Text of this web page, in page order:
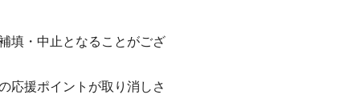
填・中止となることがござ
応援ポイントが取り消しさ